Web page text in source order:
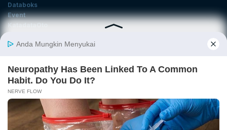
Databoks
Event
KatadataOto
Email
Daftar